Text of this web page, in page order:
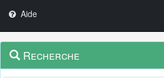
Aide
Navigation
outils
Menu
contextuel
Recherche